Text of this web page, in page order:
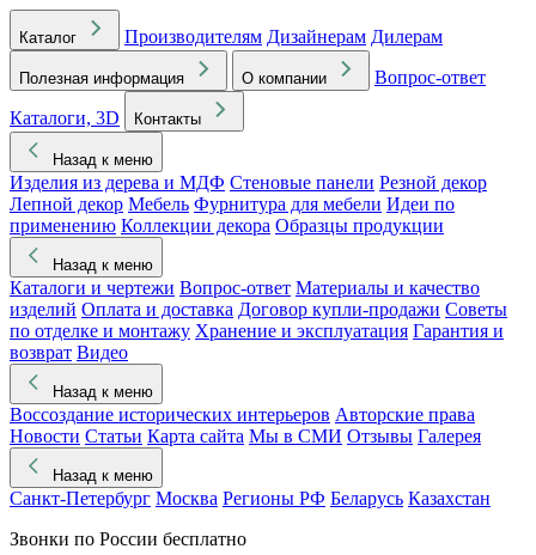
Каталог Производителям Дизайнерам Дилерам
Полезная информация О компании
Вопрос-ответ
Каталоги, 3D
Контакты
Назад к меню
Изделия из дерева и МДФ Стеновые панели Резной декор
Лепной декор Мебель Фурнитура для мебели Идеи по
применению Коллекции декора Образцы продукции
Назад к меню
Каталоги и чертежи Вопрос-ответ Материалы и качество
изделий Оплата и доставка Договор купли-продажи Советы
по отделке и монтажу Хранение и эксплуатация Гарантия и
возврат Видео
Назад к меню
Воссоздание исторических интерьеров Авторские права
Новости Статьи Карта сайта Мы в СМИ Отзывы Галерея
Назад к меню
Санкт-Петербург Москва Регионы РФ Беларусь Казахстан
Звонки по России бесплатно